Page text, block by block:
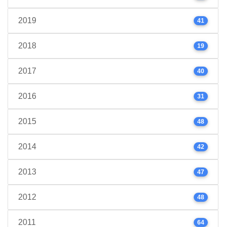
2019 41
2018 19
2017 40
2016 31
2015 48
2014 42
2013 47
2012 48
2011 64